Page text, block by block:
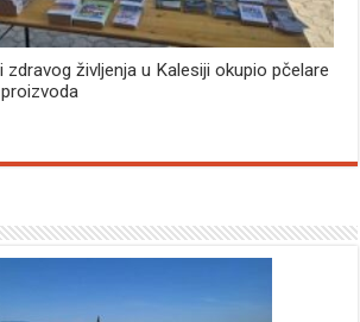
zdravog življenja u Kalesiji okupio pčelare